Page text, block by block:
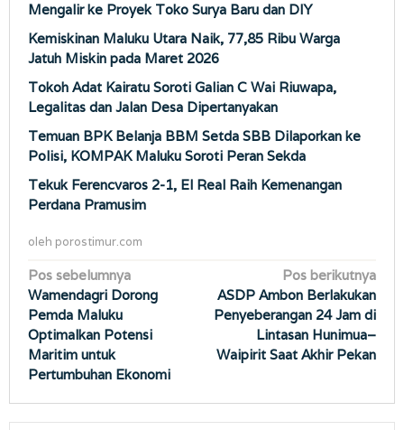
Mengalir ke Proyek Toko Surya Baru dan DIY
Kemiskinan Maluku Utara Naik, 77,85 Ribu Warga
Jatuh Miskin pada Maret 2026
Tokoh Adat Kairatu Soroti Galian C Wai Riuwapa,
Legalitas dan Jalan Desa Dipertanyakan
Temuan BPK Belanja BBM Setda SBB Dilaporkan ke
Polisi, KOMPAK Maluku Soroti Peran Sekda
Tekuk Ferencvaros 2-1, El Real Raih Kemenangan
Perdana Pramusim
oleh porostimur.com
Navigasi
pos
Pos sebelumnya
Wamendagri Dorong
Pemda Maluku
Optimalkan Potensi
Maritim untuk
Pertumbuhan Ekonomi
Pos berikutnya
ASDP Ambon Berlakukan
Penyeberangan 24 Jam di
Lintasan Hunimua–
Waipirit Saat Akhir Pekan